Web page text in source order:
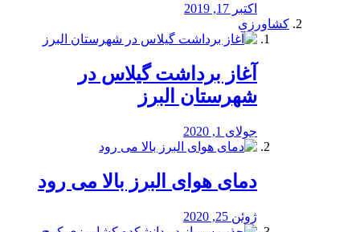
اکتبر 17, 2019
کشاورزی
آغاز برداشت گیلاس در
شهرستان البرز
جولای 1, 2020
دمای هوای البرز بالا می رود
ژوئن 25, 2020